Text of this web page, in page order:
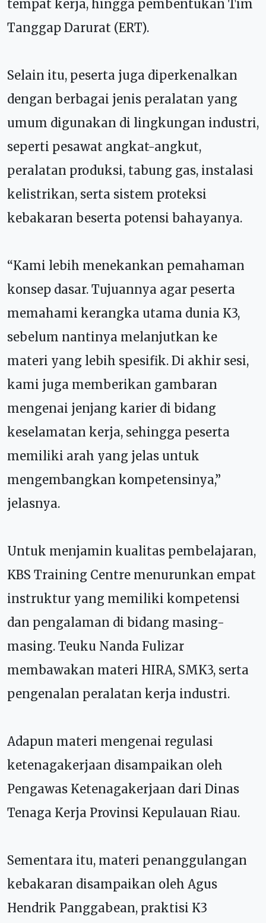
tempat kerja, hingga pembentukan Tim
Tanggap Darurat (ERT).
Selain itu, peserta juga diperkenalkan
dengan berbagai jenis peralatan yang
umum digunakan di lingkungan industri,
seperti pesawat angkat-angkut,
peralatan produksi, tabung gas, instalasi
kelistrikan, serta sistem proteksi
kebakaran beserta potensi bahayanya.
“Kami lebih menekankan pemahaman
konsep dasar. Tujuannya agar peserta
memahami kerangka utama dunia K3,
sebelum nantinya melanjutkan ke
materi yang lebih spesifik. Di akhir sesi,
kami juga memberikan gambaran
mengenai jenjang karier di bidang
keselamatan kerja, sehingga peserta
memiliki arah yang jelas untuk
mengembangkan kompetensinya,”
jelasnya.
Untuk menjamin kualitas pembelajaran,
KBS Training Centre menurunkan empat
instruktur yang memiliki kompetensi
dan pengalaman di bidang masing-
masing. Teuku Nanda Fulizar
membawakan materi HIRA, SMK3, serta
pengenalan peralatan kerja industri.
Adapun materi mengenai regulasi
ketenagakerjaan disampaikan oleh
Pengawas Ketenagakerjaan dari Dinas
Tenaga Kerja Provinsi Kepulauan Riau.
Sementara itu, materi penanggulangan
kebakaran disampaikan oleh Agus
Hendrik Panggabean, praktisi K3